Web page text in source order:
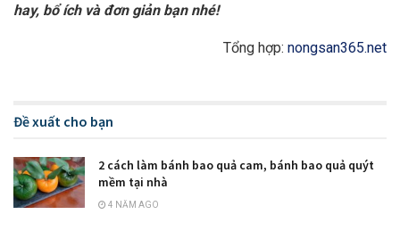
hay, bổ ích và đơn giản bạn nhé!
Tổng hợp: nongsan365.net
Đề xuất cho bạn
2 cách làm bánh bao quả cam, bánh bao quả quýt
mềm tại nhà
4 NĂM AGO